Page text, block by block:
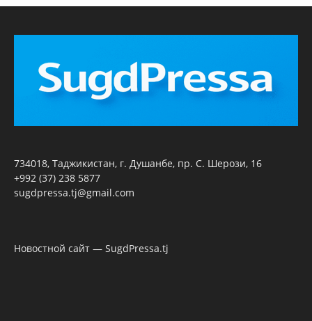
734018, Таджикистан, г. Душанбе, пр. С. Шерози, 16
+992 (37) 238 5877
sugdpressa.tj@gmail.com
Новостной сайт — SugdPressa.tj